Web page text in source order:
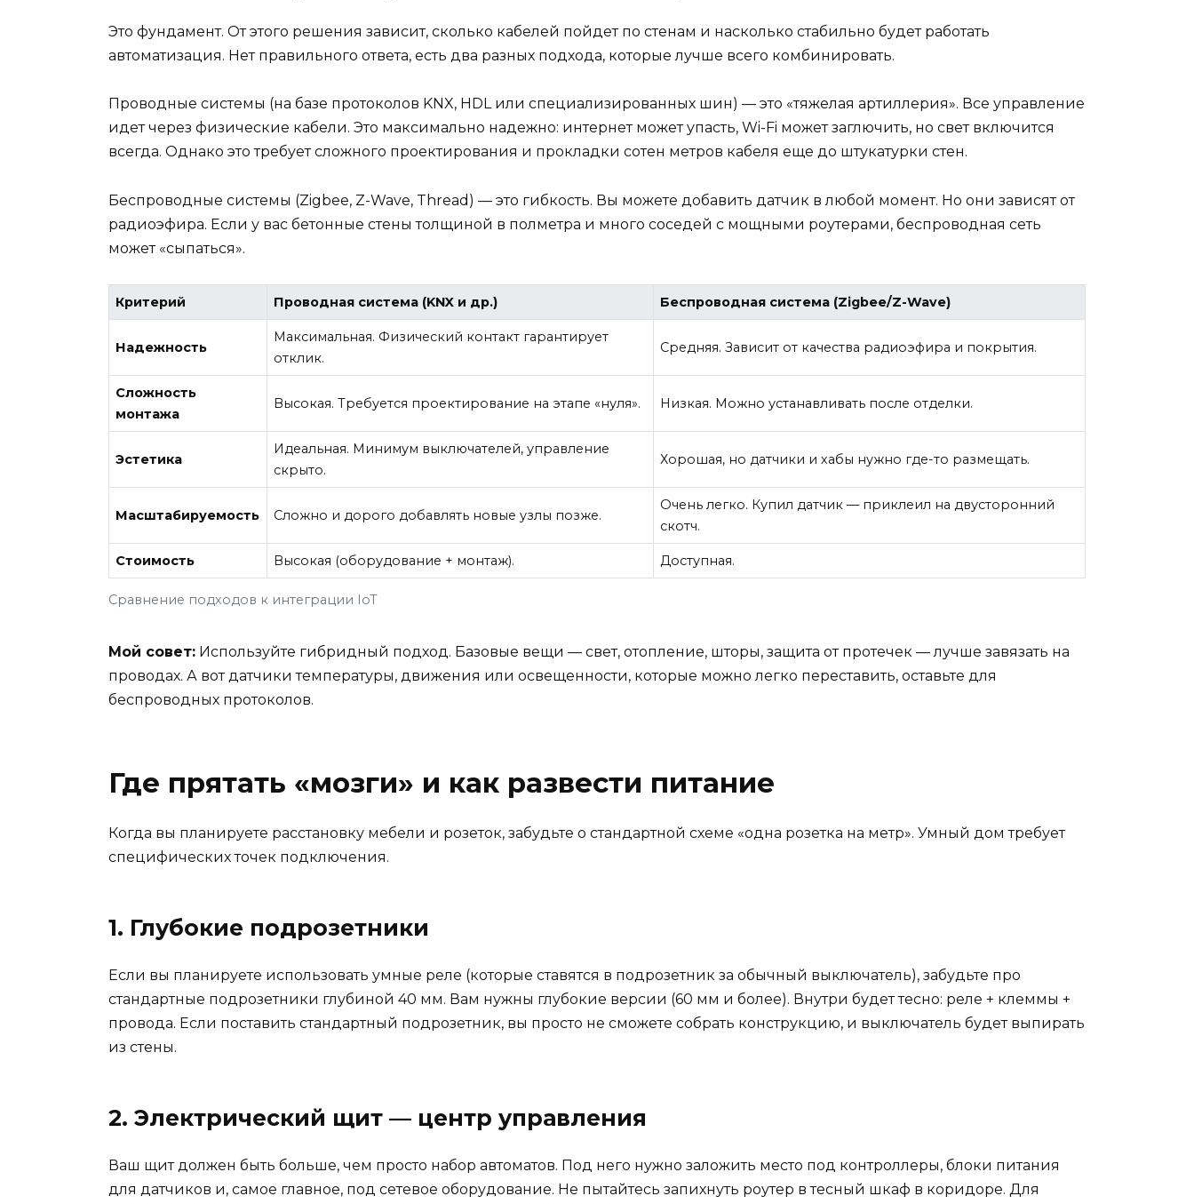
Это фундамент. От этого решения зависит, сколько кабелей пойдет по стенам и насколько стабильно будет работать
автоматизация. Нет правильного ответа, есть два разных подхода, которые лучше всего комбинировать.
Проводные системы (на базе протоколов KNX, HDL или специализированных шин) — это «тяжелая артиллерия». Все управление
идет через физические кабели. Это максимально надежно: интернет может упасть, Wi-Fi может заглючить, но свет включится
всегда. Однако это требует сложного проектирования и прокладки сотен метров кабеля еще до штукатурки стен.
Беспроводные системы (Zigbee, Z-Wave, Thread) — это гибкость. Вы можете добавить датчик в любой момент. Но они зависят от
радиоэфира. Если у вас бетонные стены толщиной в полметра и много соседей с мощными роутерами, беспроводная сеть
может «сыпаться».
Сравнение подходов к интеграции IoT
Критерий Проводная система (KNX и др.) Беспроводная система (Zigbee/Z-Wave)
Надежность
Максимальная. Физический контакт гарантирует
отклик.
Средняя. Зависит от качества радиоэфира и покрытия.
Сложность
монтажа
Высокая. Требуется проектирование на этапе «нуля». Низкая. Можно устанавливать после отделки.
Эстетика
Идеальная. Минимум выключателей, управление
скрыто.
Хорошая, но датчики и хабы нужно где-то размещать.
Масштабируемость Сложно и дорого добавлять новые узлы позже.
Очень легко. Купил датчик — приклеил на двусторонний
скотч.
Стоимость Высокая (оборудование + монтаж). Доступная.
Мой совет: Используйте гибридный подход. Базовые вещи — свет, отопление, шторы, защита от протечек — лучше завязать на
проводах. А вот датчики температуры, движения или освещенности, которые можно легко переставить, оставьте для
беспроводных протоколов.
Где прятать «мозги» и как развести питание
Когда вы планируете расстановку мебели и розеток, забудьте о стандартной схеме «одна розетка на метр». Умный дом требует
специфических точек подключения.
1. Глубокие подрозетники
Если вы планируете использовать умные реле (которые ставятся в подрозетник за обычный выключатель), забудьте про
стандартные подрозетники глубиной 40 мм. Вам нужны глубокие версии (60 мм и более). Внутри будет тесно: реле + клеммы +
провода. Если поставить стандартный подрозетник, вы просто не сможете собрать конструкцию, и выключатель будет выпирать
из стены.
2. Электрический щит — центр управления
Ваш щит должен быть больше, чем просто набор автоматов. Под него нужно заложить место под контроллеры, блоки питания
для датчиков и, самое главное, под сетевое оборудование. Не пытайтесь запихнуть роутер в тесный шкаф в коридоре. Для